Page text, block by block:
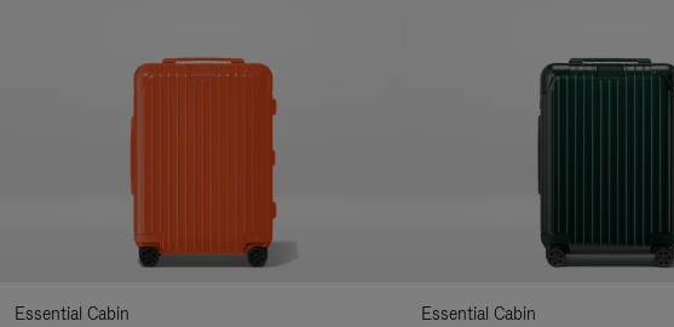
Essential Cabin
Essential Cabin